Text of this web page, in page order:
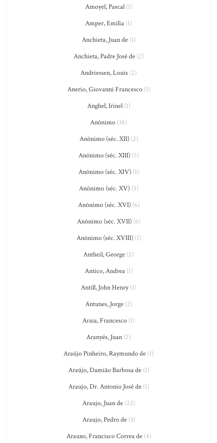
Amoyel, Pascal(1)
Amper, Emilia (1)
Anchieta, Juan de(1)
Anchieta, Padre José de(2)
Andriessen, Louis (2)
Anerio, Giovanni Francesco(1)
Anghel, Irinel(1)
Anônimo (38)
Anônimo (séc. XII)(2)
Anônimo (séc. XIII)(5)
Anônimo (séc. XIV)(1)
Anônimo (séc. XV)(5)
Anônimo (séc. XVI)(6)
Anônimo (séc. XVII)(6)
Anônimo (séc. XVIII)(1)
Antheil, George (2)
Antico, Andrea(1)
Antill, John Henry(1)
Antunes, Jorge(2)
Araia, Francesco (1)
Aranyés, Juan (2)
Araújo Pinheiro, Raymundo de (1)
Araújo, Damião Barbosa de(1)
Araujo, Dr. Antonio José de(1)
Araujo, Juan de(22)
Araujo, Pedro de(3)
Arauxo, Francisco Correa de(4)